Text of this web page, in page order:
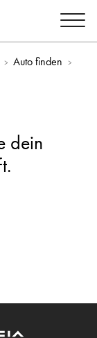
Auto finden
dein